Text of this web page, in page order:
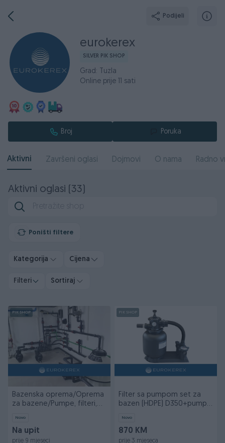
Podijeli
eurokerex
SILVER PIK SHOP
Grad: Tuzla
Online prije 11 sati
Broj Poruka
Aktivni Završeni oglasi Dojmovi O nama Radno
Aktivni oglasi (33)
Poništi filtere
Kategorija Cijena
Filteri Sortiraj
PIK SHOP
Bazenska oprema/Oprema
za bazene/Pumpe, filteri,
Novo
Na upit
prije 9 mjeseci
PIK SHOP
Filter sa pumpom set za
bazen (HDPE) D350+pumpa
Novo
870 KM
prije 3 mjeseca